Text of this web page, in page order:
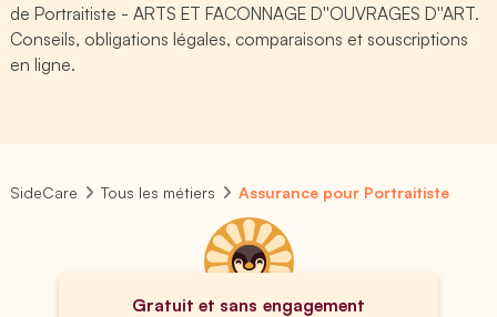
de Portraitiste - ARTS ET FACONNAGE D''OUVRAGES D''ART.
Conseils, obligations légales, comparaisons et souscriptions
en ligne.
SideCare Tous les métiers Assurance pour Portraitiste
Gratuit et sans engagement